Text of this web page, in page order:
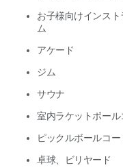
お子様向けインス
ム
アケード
ジム
サウナ
室内ラケットボー
ピックルボールコー
卓球、ビリヤード